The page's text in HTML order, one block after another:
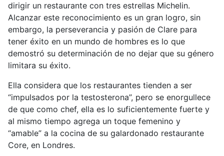
dirigir un restaurante con tres estrellas Michelin.
Alcanzar este reconocimiento es un gran logro, sin
embargo, la perseverancia y pasión de Clare para
tener éxito en un mundo de hombres es lo que
demostró su determinación de no dejar que su género
limitara su éxito.
Ella considera que los restaurantes tienden a ser
“impulsados por la testosterona”, pero se enorgullece
de que como chef, ella es lo suficientemente fuerte y
al mismo tiempo agrega un toque femenino y
“amable” a la cocina de su galardonado restaurante
Core, en Londres.